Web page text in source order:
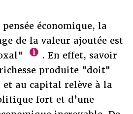
économique, la
de la valeur ajoutée est
. En effet, savoir
produite "doit"
au capital relève à la
fort et d’une